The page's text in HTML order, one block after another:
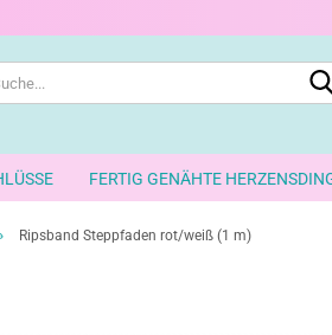
FERTIG GENÄHTE
Ripsband Steppfaden rot/weiß (1 m)